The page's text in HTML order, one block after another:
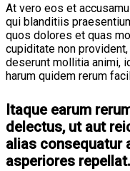
At vero eos et
qui blanditiis
quos dolores et quas
cupiditate non
deserunt mollitia animi,
harum quidem rerum
Itaque earum
delectus, ut aut
alias consequatur
asperiores repellat.